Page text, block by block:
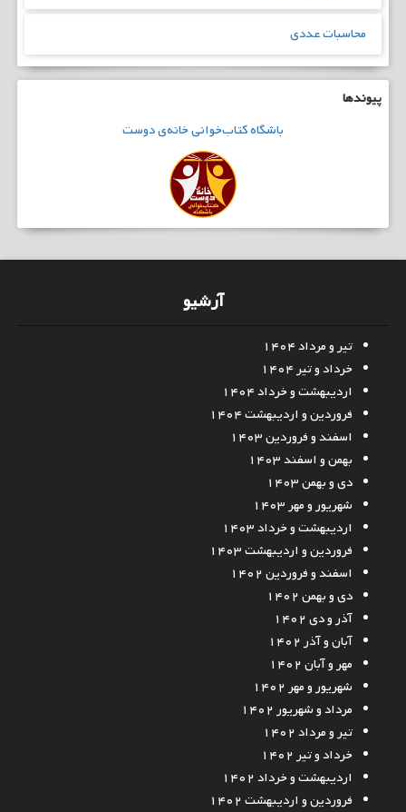
محاسبات عددی
پیوندها
باشگاهکتاب‌خوانیخانه‌ی دوست
آرشیو
تیر و مرداد ۱۴۰۴
خرداد و تیر ۱۴۰۴
اردیبهشت و خرداد ۱۴۰۴
فروردین و اردیبهشت ۱۴۰۴
اسفند و فروردین ۱۴۰۳
بهمن و اسفند ۱۴۰۳
دی و بهمن ۱۴۰۳
شهریور و مهر ۱۴۰۳
اردیبهشت و خرداد ۱۴۰۳
فروردین و اردیبهشت ۱۴۰۳
اسفند و فروردین ۱۴۰۲
دی و بهمن ۱۴۰۲
آذر و دی ۱۴۰۲
آبان و آذر ۱۴۰۲
مهر و آبان ۱۴۰۲
شهریور و مهر ۱۴۰۲
مرداد و شهریور ۱۴۰۲
تیر و مرداد ۱۴۰۲
خرداد و تیر ۱۴۰۲
اردیبهشت و خرداد ۱۴۰۲
فروردین و اردیبهشت ۱۴۰۲